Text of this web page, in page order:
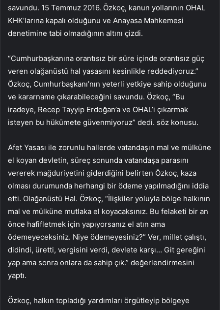
savundu. 15 Temmuz 2016. Özkoç, kanun yollarının OHAL
KHK’larına kapalı olduğunu ve Anayasa Mahkemesi
denetimine tabi olmadığının altını çizdi.
“Cumhurbaşkanına orantısız bir süre içinde orantısız güç
veren olağanüstü hal yasasını kesinlikle reddediyoruz.”
Özkoç, Cumhurbaşkanı’nın yeterli yetkiye sahip olduğunu
ve kararname çıkarabileceğini savundu. Özkoç, “Bu
iradeye, Recep Tayyip Erdoğan’a ve OHAL’i çıkarmak
isteyen bu hükümete güvenmiyoruz” dedi. söz konusu.
Afet Yasası ile zorunlu hallerde vatandaşın mal ve mülküne
el koyan devletin, süreç sonunda vatandaşa parasını
vererek mağduriyetini giderdiğini belirten Özkoç, kaza
olması durumunda herhangi bir ödeme yapılmadığını iddia
etti. Olağanüstü Hal. Özkoç, “İlişkiler yoluyla bölge halkının
mal ve mülküne mutlaka el koyacaksınız. Bu felaketi bir an
önce hafifletmek için yapıyorsanız el atın ama
ödemeyeceksiniz. Niye ödemeyesiniz?” Ver, millet çalıştı,
didindi, üretti, vergisini verdi, devlete karşı… Git gereğini
yap ama sonra onlara da sahip çık.” değerlendirmesini
yaptı.
Özkoç, halkın topladığı yardımları örgütleyip bölgeye